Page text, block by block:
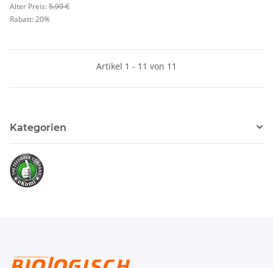
Alter Preis:5.99 €
Rabatt:20%
Artikel 1 - 11 von 11
Kategorien